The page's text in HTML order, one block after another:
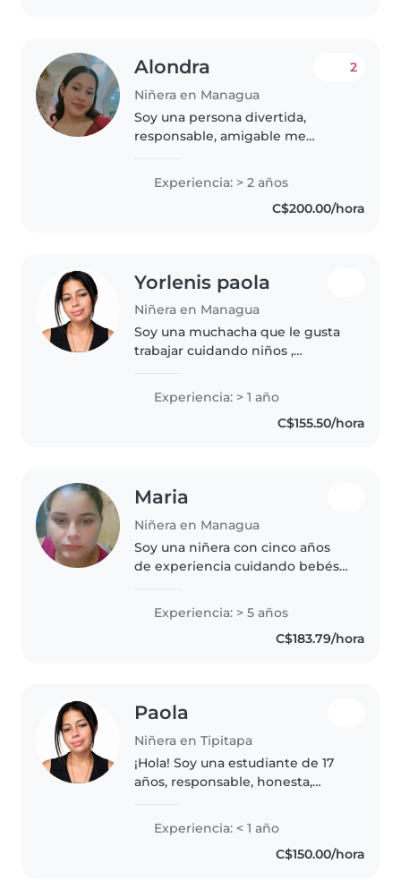
Alondra
Niñera en Managua
2
Soy una persona divertida,
responsable, amigable me
obligaciones que me pongan y
sobretodo me gusta mucho
Experiencia: > 2 años
C$200.00/hora
Yorlenis paola
Niñera en Managua
Soy una muchacha que le gusta
trabajar cuidando niños ,
experiencia en niños de
preescolar y primaria. Me
encanta dibujar, hacer
Experiencia: > 1 año
C$155.50/hora
Maria
Niñera en Managua
Soy una niñera con cinco años
de experiencia cuidando bebés,
Toco canciones infantiles y leo
cuentos para mantenerlos
entretenidos. Me encanta
Experiencia: > 5 años
C$183.79/hora
Paola
Niñera en Tipitapa
¡Hola! Soy una estudiante de 17
años, responsable, honesta,
salir adelante. Actualmente
estudio los domingos y busco
trabajar como niñera para poder..
Experiencia: < 1 año
C$150.00/hora